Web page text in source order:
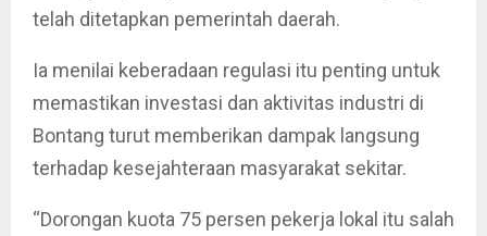
telah ditetapkan pemerintah daerah.
Ia menilai keberadaan regulasi itu penting untuk
memastikan investasi dan aktivitas industri di
Bontang turut memberikan dampak langsung
terhadap kesejahteraan masyarakat sekitar.
“Dorongan kuota 75 persen pekerja lokal itu salah